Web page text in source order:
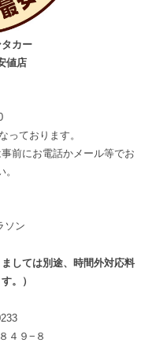
カー
値店
っております。
前にお電話かメール等でお
ソン
しては別途、時間外対応料
。）
４９−８